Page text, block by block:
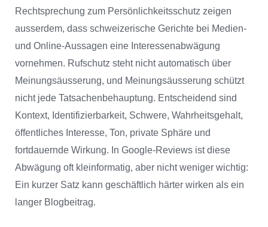
Rechtsprechung zum Persönlichkeitsschutz zeigen
ausserdem, dass schweizerische Gerichte bei Medien-
und Online-Aussagen eine Interessenabwägung
vornehmen. Rufschutz steht nicht automatisch über
Meinungsäusserung, und Meinungsäusserung schützt
nicht jede Tatsachenbehauptung. Entscheidend sind
Kontext, Identifizierbarkeit, Schwere, Wahrheitsgehalt,
öffentliches Interesse, Ton, private Sphäre und
fortdauernde Wirkung. In Google-Reviews ist diese
Abwägung oft kleinformatig, aber nicht weniger wichtig:
Ein kurzer Satz kann geschäftlich härter wirken als ein
langer Blogbeitrag.